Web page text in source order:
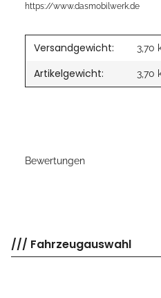
https://www.dasmobilwerk.de
Versandgewicht: 3,70
Artikelgewicht: 3,70
Bewertungen
/// Fahrzeugauswahl